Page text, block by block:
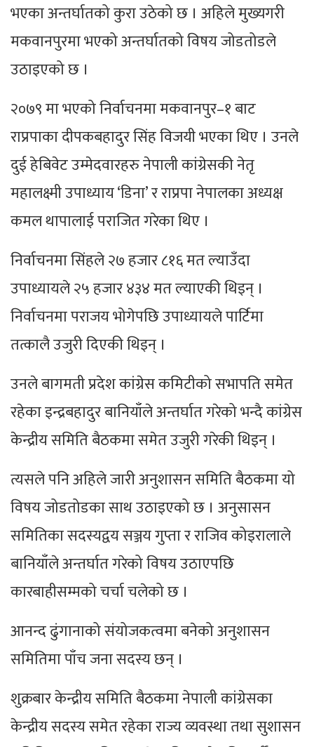
भएका अन्तर्घातको कुरा उठेको छ । अहिले मुख्यगरी
मकवानपुरमा भएको अन्तर्घातको विषय जोडतोडले
उठाइएको छ ।
२०७९ मा भएको निर्वाचनमा मकवानपुर–१ बाट
राप्रपाका दीपकबहादुर सिंह विजयी भएका थिए । उनले
दुई हेबिवेट उम्मेदवारहरु नेपाली कांग्रेसकी नेतृ
महालक्ष्मी उपाध्याय ‘डिना’ र राप्रपा नेपालका अध्यक्ष
कमल थापालाई पराजित गरेका थिए ।
निर्वाचनमा सिंहले २७ हजार ८१६ मत ल्याउँदा
उपाध्यायले २५ हजार ४३४ मत ल्याएकी थिइन् ।
निर्वाचनमा पराजय भोगेपछि उपाध्यायले पार्टिमा
तत्कालै उजुरी दिएकी थिइन् ।
उनले बागमती प्रदेश कांग्रेस कमिटीको सभापति समेत
रहेका इन्द्रबहादुर बानियाँले अन्तर्घात गरेको भन्दै कांग्रेस
केन्द्रीय समिति बैठकमा समेत उजुरी गरेकी थिइन् ।
त्यसले पनि अहिले जारी अनुशासन समिति बैठकमा यो
विषय जोडतोडका साथ उठाइएको छ । अनुसासन
समितिका सदस्यद्वय सञ्जय गुप्ता र राजिव कोइरालाले
बानियाँले अन्तर्घात गरेको विषय उठाएपछि
कारबाहीसम्मको चर्चा चलेको छ ।
आनन्द ढुंगानाको संयोजकत्वमा बनेको अनुशासन
समितिमा पाँच जना सदस्य छन् ।
शुक्रबार केन्द्रीय समिति बैठकमा नेपाली कांग्रेसका
केन्द्रीय सदस्य समेत रहेका राज्य व्यवस्था तथा सुशासन